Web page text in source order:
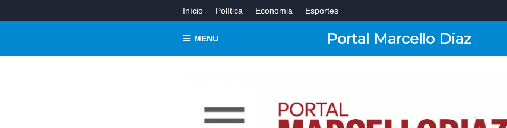
Início Política Economia Esportes
MENU Portal Marcello Diaz